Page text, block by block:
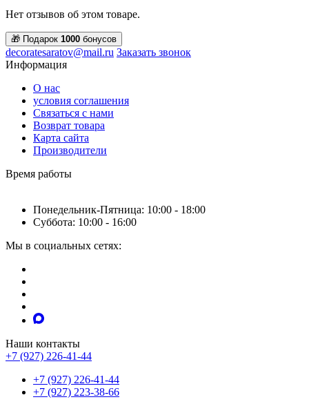
Нет отзывов об этом товаре.
🎁 Подарок 1000 бонусов
decoratesaratov@mail.ru Заказать звонок
Информация
О нас
условия соглашения
Связаться с нами
Возврат товара
Карта сайта
Производители
Время работы
Понедельник-Пятница: 10:00 - 18:00
Суббота: 10:00 - 16:00
Мы в социальных сетях:
Наши контакты
+7 (927) 226-41-44
+7 (927) 226-41-44
+7 (927) 223-38-66